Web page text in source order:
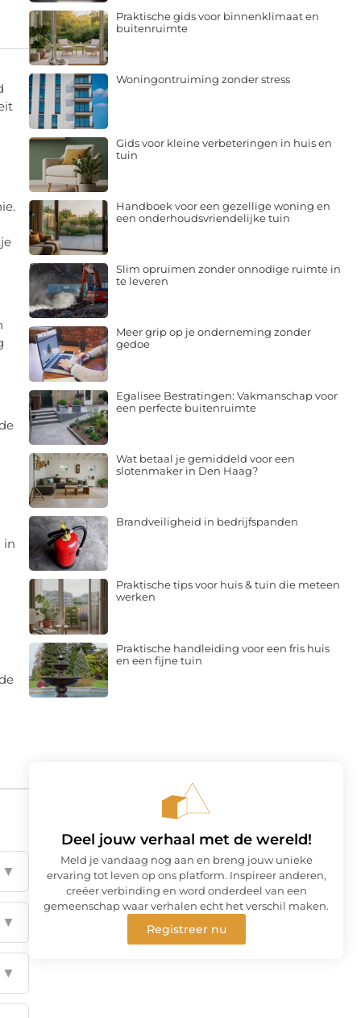
in
▼
▼
▼
Praktische gids voor binnenklimaat en
buitenruimte
Woningontruiming zonder stress
Gids voor kleine verbeteringen in huis en
tuin
Handboek voor een gezellige woning en
een onderhoudsvriendelijke tuin
Slim opruimen zonder onnodige ruimte in
te leveren
Meer grip op je onderneming zonder
gedoe
Egalisee Bestratingen: Vakmanschap voor
een perfecte buitenruimte
Wat betaal je gemiddeld voor een
slotenmaker in Den Haag?
Brandveiligheid in bedrijfspanden
Praktische tips voor huis & tuin die meteen
werken
Praktische handleiding voor een fris huis
en een fijne tuin
Deel jouw verhaal met de wereld!
Meld je vandaag nog aan en breng jouw unieke
ervaring tot leven op ons platform. Inspireer anderen,
creëer verbinding en word onderdeel van een
gemeenschap waar verhalen echt het verschil maken.
Registreer nu